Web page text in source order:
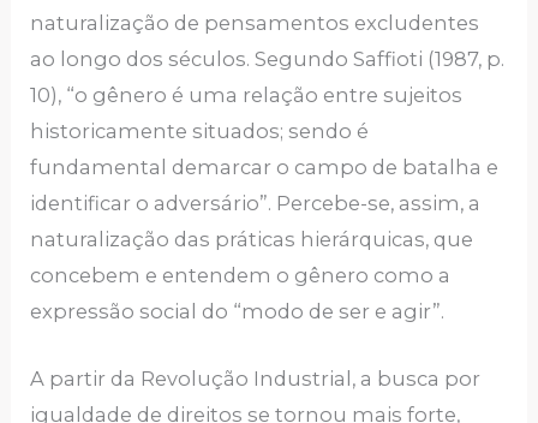
naturalização de pensamentos excludentes
ao longo dos séculos. Segundo Saffioti (1987, p.
10), “o gênero é uma relação entre sujeitos
historicamente situados; sendo é
fundamental demarcar o campo de batalha e
identificar o adversário”. Percebe-se, assim, a
naturalização das práticas hierárquicas, que
concebem e entendem o gênero como a
expressão social do “modo de ser e agir”.
A partir da Revolução Industrial, a busca por
igualdade de direitos se tornou mais forte,